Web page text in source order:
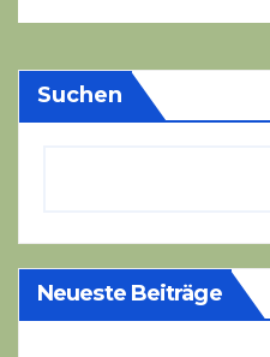
Suchen
Neueste Beiträge